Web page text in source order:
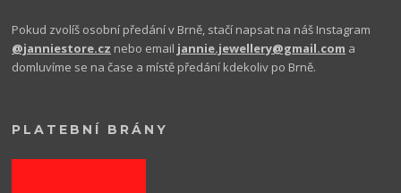
Pokud zvolíš osobní předání v Brně, stačí napsat na náš Instagram
@janniestore.cz nebo email jannie.jewellery@gmail.com a
domluvíme se na čase a místě předání kdekoliv po Brně.
PLATEBNÍ BRÁNY